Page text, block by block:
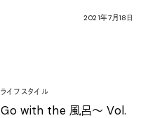
2021年7月 18 日
ライフスタイル
Go with the 風呂〜 Vol.